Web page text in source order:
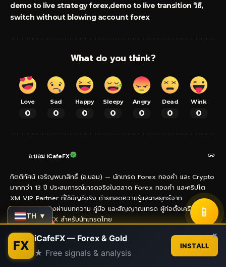
demo to live strategy forexdemo to live transition วิธี
switch without blowing account forex
What do you think?
Love
0
Sad
0
Happy
0
Sleepy
0
Angry
0
Dead
0
Wink
0
อ.บอม iCafeFX
กิตติทัศน์ เจริญพนาสิทธิ์ (อ.บอม) — นักเทรด Forex ทองคำ และ Crypto
มากกว่า 13 ปี ประสบการณ์เทรดจริงในตลาด Forex ทองคำ และคริปโต
XM VIP Partner ที่ใช้บัญชีจริง ถ่ายทอดความรู้และกลยุทธ์จาก
ประสบการณ์ตรงผ่านบทความ คู่มือ และสัญญาณเทรด ผู้ก่อตั้งเครือข่าย
เว็บไซต์ iCafeFX สำหรับนักเทรดไทย
- Advertisement -
TH ▼ 📱
FX iCafeFX — Forex & Gold
★ Free signals & analysis
INSTALL
×
Contact us
Open